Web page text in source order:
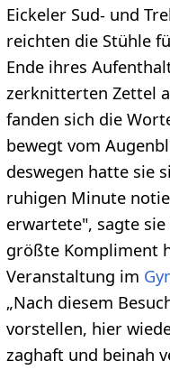
Eickeler Sud- und
reichten die Stühle
Ende ihres
zerknitterten Zettel
fanden sich die
bewegt vom
deswegen hatte sie
ruhigen Minute
erwartete", sagte
größte Kompliment
Veranstaltung im
„Nach diesem
vorstellen, hier
zaghaft und beinah